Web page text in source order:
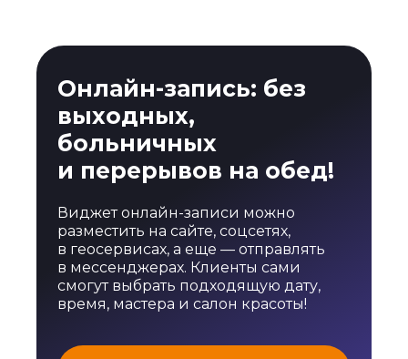
Онлайн-запись: без
выходных,
больничных
и перерывов на обед!
Виджет онлайн-записи можно
разместить на сайте, соцсетях,
в геосервисах, а еще — отправлять
в мессенджерах. Клиенты сами
смогут выбрать подходящую дату,
время, мастера и салон красоты!